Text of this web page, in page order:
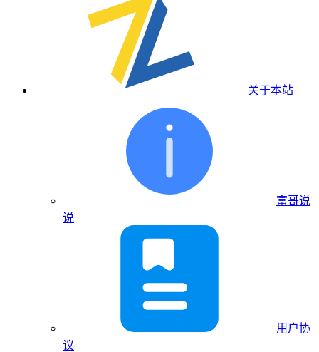
关于本站
富哥说
说
用户协
议